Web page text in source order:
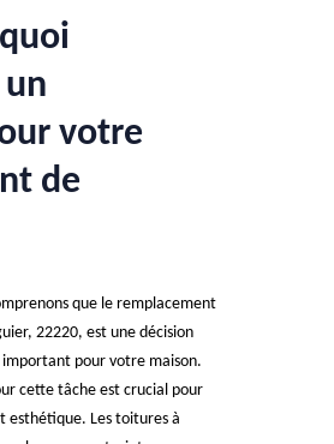
votre
de
que le remplacement
22220, est une décision
pour votre maison.
cette tâche est crucial pour
Les toitures à